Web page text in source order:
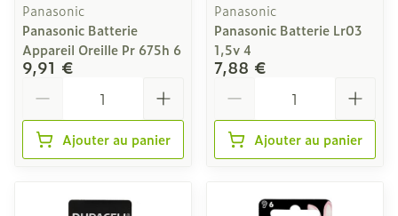
Panasonic
Panasonic Batterie
Appareil Oreille Pr 675h 6
9,91 €
Ajouter au panier
Panasonic
Panasonic Batterie Lr03
1,5v 4
7,88 €
Ajouter au panier